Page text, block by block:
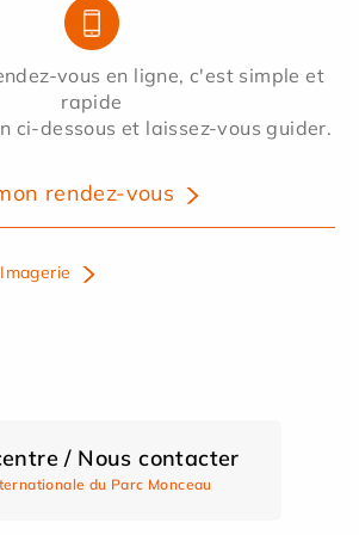
vous en ligne, c'est simple et
rapide
ci-dessous et laissez-vous guider.
rendez-vous
/ Nous contacter
du Parc Monceau